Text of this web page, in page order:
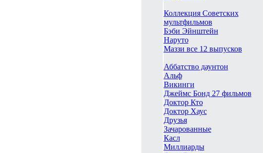
Коллекция Советских
мультфильмов
Бэби Эйнштейн
Наруто
Маззи все 12 выпусков
Аббатство даунтон
Альф
Викинги
Джеймс Бонд 27 фильмов
Доктор Кто
Доктор Хаус
Друзья
Зачарованные
Касл
Миллиарды